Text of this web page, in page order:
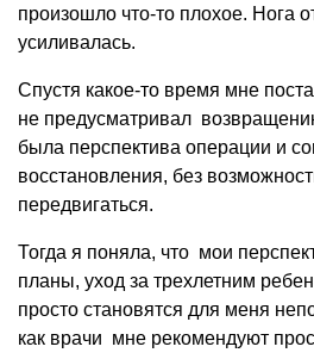
произошло что-то плохое. Нога
усиливалась.
Спустя какое-то время мне
не предусматривал
была перспектива операции и
восстановления, без
передвигаться.
Тогда я поняла, что мои
планы, уход за трехлетним
просто становятся для меня
как врачи мне рекомендуют